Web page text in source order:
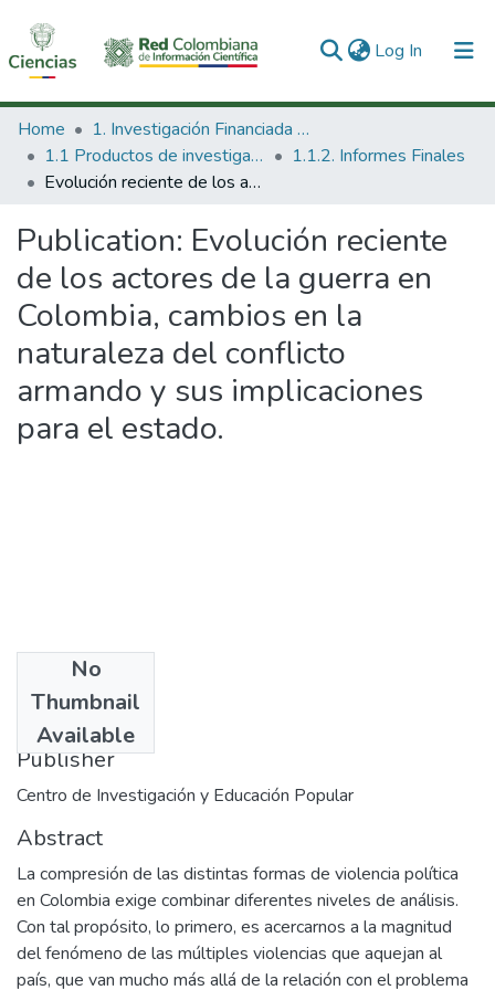
Log In (current)
Communities & Collections
All of DSpace
Home
1. Investigación Financiada con Recursos Públicos
1.1 Productos de investigación
1.1.2. Informes Finales
Evolución reciente de los actores de la guerra en Colombia, cambios en la naturaleza del conflicto armando y sus implicaciones para el estado.
Publication: Evolución reciente
de los actores de la guerra en
Colombia, cambios en la
naturaleza del conflicto
armando y sus implicaciones
para el estado.
No
Thumbnail
Available
2001-03-05
Publisher
Centro de Investigación y Educación Popular
Abstract
La compresión de las distintas formas de violencia política
en Colombia exige combinar diferentes niveles de análisis.
Con tal propósito, lo primero, es acercarnos a la magnitud
del fenómeno de las múltiples violencias que aquejan al
país, que van mucho más allá de la relación con el problema